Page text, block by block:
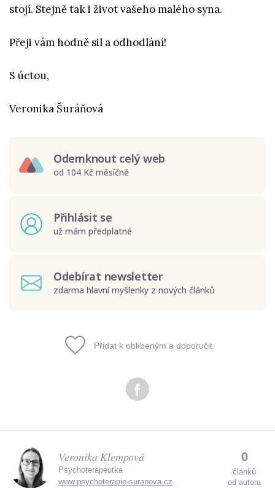
stojí. Stejně tak i život vašeho malého syna.
Přeji vám hodně sil a odhodlání!
S úctou,
Veronika Šuráňová
Odemknout celý web
od 104 Kč měsíčně
Přihlásit se
už mám předplatné
Odebírat newsletter
zdarma hlavní myšlenky z nových článků
Odeslat
Přidat k oblíbeným a doporučit
Veronika Klempová
Psychoterapeutka
www.psychoterapie-suranova.cz
0
článků
od autora